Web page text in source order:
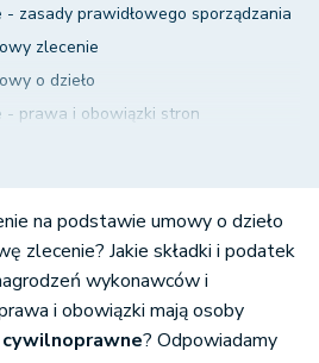
zasady prawidłowego sporządzania
zlecenie
o dzieło
prawa i obowiązki stron
na umowy cywilnoprawne
BHP
społeczne i zdrowotne przy
na podstawie umowy o dzieło
zlecenie? Jakie składki i podatek
wykonawców i
i obowiązki mają osoby
? Odpowiadamy